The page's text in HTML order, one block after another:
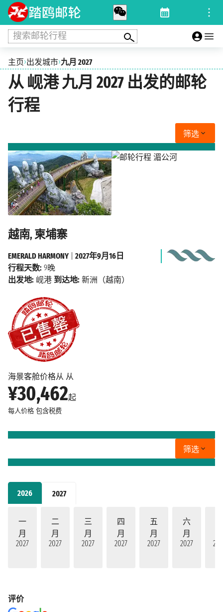
搜索邮轮行程
主页›出发城市›九月 2027
从 岘港 九月 2027 出发的邮轮
行程
2026 2027
一
月
2027
二
月
2027
三
月
2027
四
月
2027
五
月
2027
六
月
2027
筛选
越南, 柬埔寨
海景客舱价格从 从
¥30,462起
每人价格 包含税费
EMERALD HARMONY
2027年9月16日
行程天数: 9晚
出发地: 岘港 到达地: 新洲（越南）
筛选
评价